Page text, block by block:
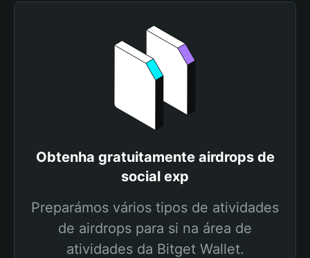
Obtenha gratuitamente airdrops de
social exp
Preparámos vários tipos de atividades
de airdrops para si na área de
atividades da Bitget Wallet.